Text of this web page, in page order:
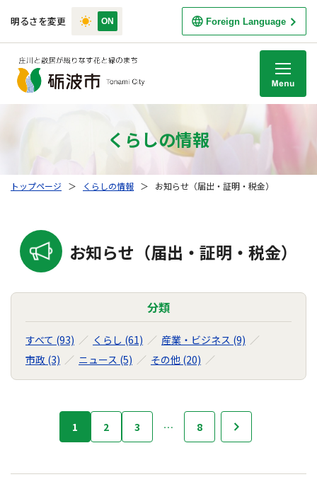
明るさを変更 Foreign Language
くらしの情報
トップページ ＞ くらしの情報 ＞ お知らせ（届出・証明・税金）
お知らせ（届出・証明・税金）
分類
すべて (93) くらし (61)
産業・ビジネス (9)
市政 (3)
ニュース (5) その他 (20)
1 2 3 … 8